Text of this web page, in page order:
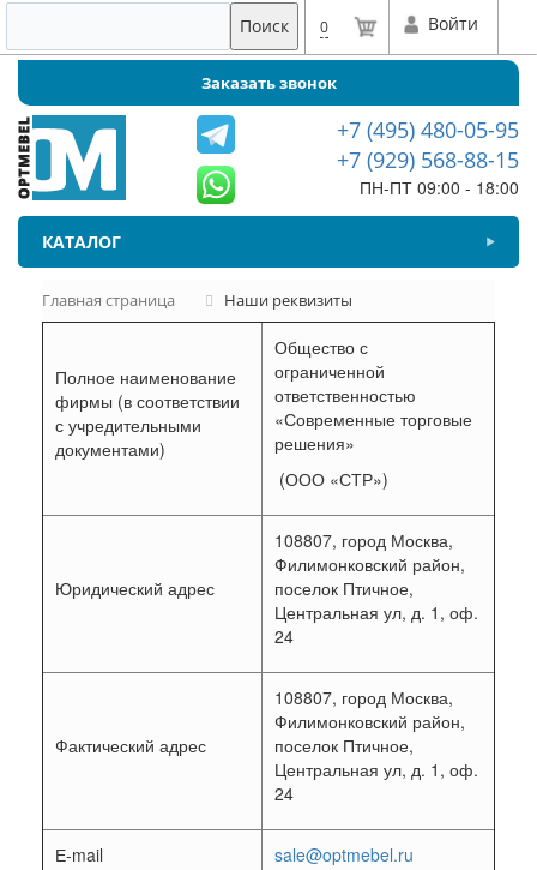
Поиск 0 Войти
Заказать звонок
+7 (495) 480-05-95
+7 (929) 568-88-15
ПН-ПТ 09:00 - 18:00
КАТАЛОГ
Главная страница Наши реквизиты
Полное наименование
фирмы (в соответствии
с учредительными
документами)
Общество с
ограниченной
ответственностью
«Современные торговые
решения»
(ООО «СТР»)
Юридический адрес
108807, город Москва,
Филимонковский район,
поселок Птичное,
Центральная ул, д. 1, оф.
24
Фактический адрес
108807, город Москва,
Филимонковский район,
поселок Птичное,
Центральная ул, д. 1, оф.
24
Е-mail sale@optmebel.ru